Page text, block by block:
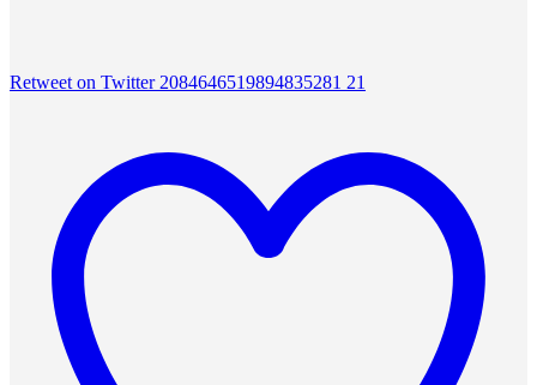
Retweet on Twitter 2084646519894835281 21